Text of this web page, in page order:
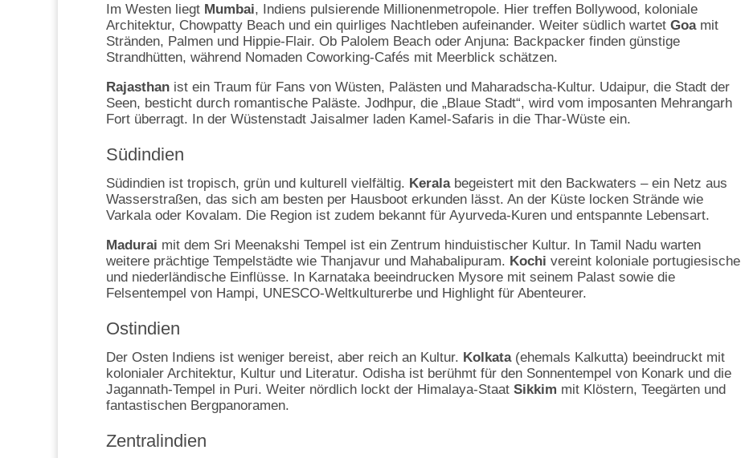
Im Westen liegt Mumbai, Indiens pulsierende Millionenmetropole. Hier treffen Bollywood, koloniale
Architektur, Chowpatty Beach und ein quirliges Nachtleben aufeinander. Weiter südlich wartet Goamit
Stränden, Palmen und Hippie-Flair. Ob Palolem Beach oder Anjuna: Backpacker finden günstige
Strandhütten, während Nomaden Coworking-Cafés mit Meerblick schätzen.
Rajasthan ist ein Traum für Fans von Wüsten, Palästen und Maharadscha-Kultur. Udaipur, die Stadt der
Seen, besticht durch romantische Paläste. Jodhpur, die „Blaue Stadt“, wird vom imposanten Mehrangarh
Fort überragt. In der Wüstenstadt Jaisalmer laden Kamel-Safaris in die Thar-Wüste ein.
Südindien
Südindien ist tropisch, grün und kulturell vielfältig. Keralabegeistert mit den Backwaters – ein Netz aus
Wasserstraßen, das sich am besten per Hausboot erkunden lässt. An der Küste locken Strände wie
Varkala oder Kovalam. Die Region ist zudem bekannt für Ayurveda-Kuren und entspannte Lebensart.
Madurai mit dem Sri Meenakshi Tempel ist ein Zentrum hinduistischer Kultur. In Tamil Nadu warten
weitere prächtige Tempelstädte wie Thanjavur und Mahabalipuram. Kochi vereint koloniale portugiesische
und niederländische Einflüsse. In Karnataka beeindrucken Mysore mit seinem Palast sowie die
Felsentempel von Hampi, UNESCO-Weltkulturerbe und Highlight für Abenteurer.
Ostindien
Der Osten Indiens ist weniger bereist, aber reich an Kultur. Kolkata(ehemals Kalkutta) beeindruckt mit
kolonialer Architektur, Kultur und Literatur. Odisha ist berühmt für den Sonnentempel von Konark und die
Jagannath-Tempel in Puri. Weiter nördlich lockt der Himalaya-Staat Sikkim mit Klöstern, Teegärten und
fantastischen Bergpanoramen.
Zentralindien